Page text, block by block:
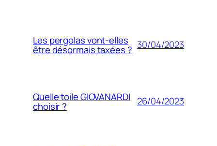
Les pergolas vont-elles
être désormais taxées ? 30/04/2023
Quelle toile GIOVANARDI
choisir ? 26/04/2023